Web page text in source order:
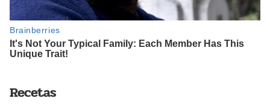
Recetas